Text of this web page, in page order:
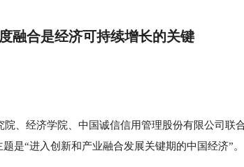
融合是经济可持续增长的关键
、经济学院、中国诚信信用管理股份有限公司联
是“进入创新和产业融合发展关键期的中国经济”。